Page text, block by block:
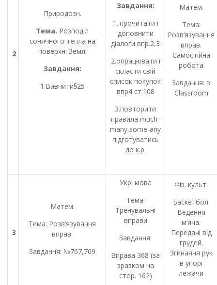
2
Природозн.
Тема. Розподіл
сонячного тепла на
поверхні Землі
Завдання:
1.Вивчити§25
Завдання:
1..прочитати і
доповнити
діалоги впр.2,3
2.опрацювати і
скласти свій
список покупок
впр4 ст.108
3.повторити
правила much-
many,some-any
підготуватись
до к.р.
Матем.
Тема:
Розв’язування
вправ.
Самостійна
робота
Завдання: в
Сlassroom
3
Матем.
Тема: Розв’язування
вправ.
Завдання: №767,769
Укр. мова
Тема:
Тренувальні
вправи
Завдання:
Вправа 368 (за
зразком на
стор. 162)
Фіз. культ.
Баскетбол.
Ведення
м’яча.
Передачі від
грудей.
Згинання рук
в упорі
лежачи